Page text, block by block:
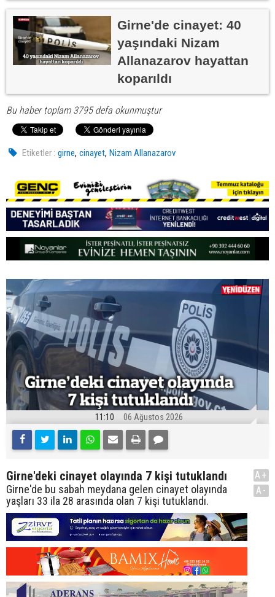
Girne'de cinayet: 40
yaşındaki Nizam
Allanazarov hayattan
koparıldı
Bu haber toplam 3795 defa okunmuştur
Etiketler : girne,cinayet,Nizam Allanazarov
11:10 06 Ağustos 2026
Girne'deki cinayet olayında 7 kişi tutuklandı
Girne'de bu sabah meydana gelen cinayet olayında
yaşları 33 ila 28 arasında olan 7 kişi tutuklandı.
A+
A-